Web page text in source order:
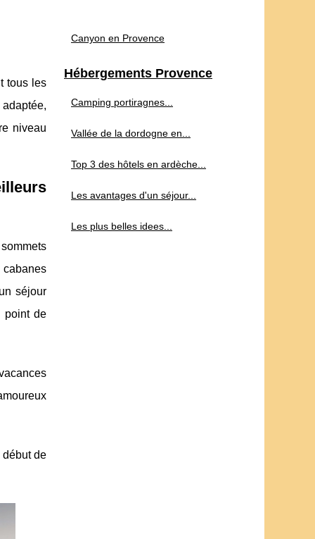
tous les
niveau
cabanes
séjour
point de
début de
Canyon en Provence
Hébergements Provence
Camping portiragnes...
Vallée de la dordogne en...
Top 3 des hôtels en ardèche...
Les avantages d'un séjour...
Les plus belles idees...